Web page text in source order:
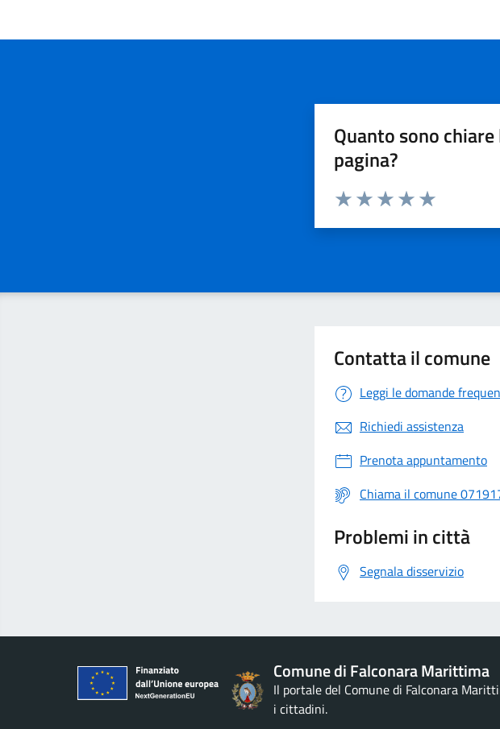
Quanto sono
pagina?
Valuta da 1 a 5 stelle la pagina
Contatta il comune
Leggi le domande
Richiedi assistenza
Prenota appuntamento
Chiama il comune
Problemi in città
Segnala disservizio
Comune di Falconara Marittima
Il portale del Comune di Falconara
i cittadini.